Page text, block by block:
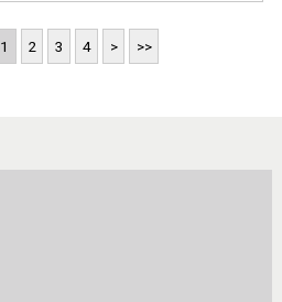
1 2 3 4 > >>